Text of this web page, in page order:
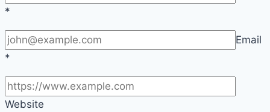
*
Email
*
Website